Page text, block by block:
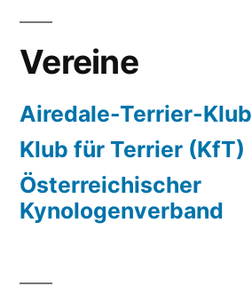
Vereine
Airedale-Terrier-Klub
Klub für Terrier (KfT)
Österreichischer
Kynologenverband